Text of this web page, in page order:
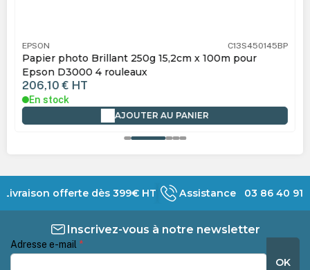
EPSON C13S450145BP
Papier photo Brillant 250g 15,2cm x 100m pour
Epson D3000 4 rouleaux
206,10 € HT
En stock
AJOUTER AU PANIER
Livraison offerte dès 399€ HT Assistance 03 86 40 91
Inscrivez-vous à notre newsletter
Adresse e-mail *
OK